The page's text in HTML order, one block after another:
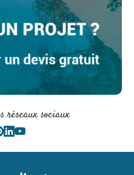
réseaux sociaux